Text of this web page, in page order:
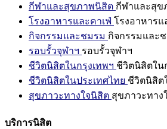
กีฬาและสุขภาพนิสิต กีฬาและสุข
โรงอาหารและคาเฟ่ โรงอาหารแ
กิจกรรมและชมรม กิจกรรมและ
รอบรั้วจุฬาฯ รอบรั้วจุฬาฯ
ชีวิตนิสิตในกรุงเทพฯ ชีวิตนิสิตใน
ชีวิตนิสิตในประเทศไทย ชีวิตนิสิต
สุขภาวะทางใจนิสิต สุขภาวะทาง
บริการนิสิต